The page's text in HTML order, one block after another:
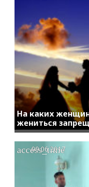
На каких
жениться
access_time
09.06.2017